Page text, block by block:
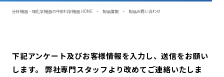
分析機器・理化学機器の中部科学機器 HOME - 製品情報 - 製品お問い合わせ
下記アンケート及びお客様情報を入力し、送信をお願い
します。
弊社専門スタッフより改めてご連絡いたしま